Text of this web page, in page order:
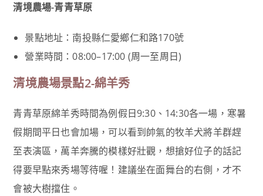
清境農場-青青草原
景點地址：南投縣仁愛鄉仁和路170號
營業時間：08:00–17:00 (周一至周日)
清境農場景點2-綿羊秀
青青草原綿羊秀時間為例假日9:30、14:30各一場，寒暑
假期間平日也會加場，可以看到帥氣的牧羊犬將羊群趕
至表演區，萬羊奔騰的模樣好壯觀，想搶好位子的話記
得要早點來秀場等待喔！建議坐在面舞台的右側，才不
會被大樹擋住。